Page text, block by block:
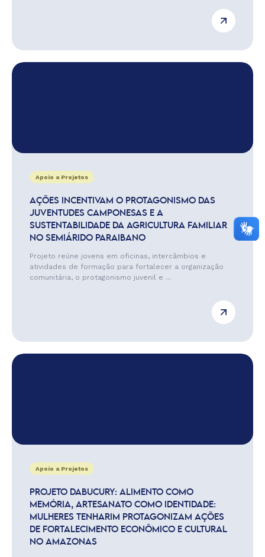
Apoio a Projetos
AÇÕES INCENTIVAM O PROTAGONISMO DAS
JUVENTUDES CAMPONESAS E A
SUSTENTABILIDADE DA AGRICULTURA FAMILIAR
NO SEMIÁRIDO PARAIBANO
Projeto reúne jovens em oficinas, intercâmbios e
atividades de formação para fortalecer a organização
comunitária, o protagonismo juvenil e ...
Apoio a Projetos
PROJETO DABUCURY: ALIMENTO COMO
MEMÓRIA, ARTESANATO COMO IDENTIDADE:
MULHERES TENHARIM PROTAGONIZAM AÇÕES
DE FORTALECIMENTO ECONÔMICO E CULTURAL
NO AMAZONAS